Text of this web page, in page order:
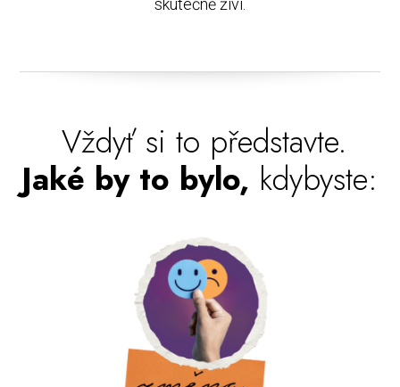
skutečně živí.
Vždyť si to představte.
Jaké by to bylo, kdybyste: